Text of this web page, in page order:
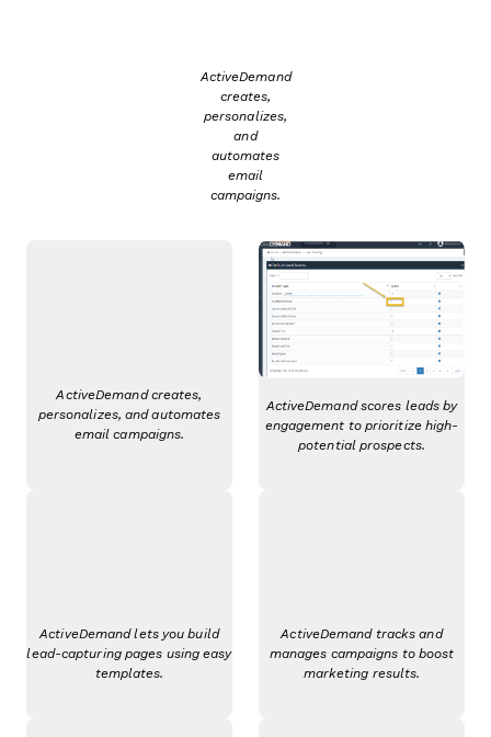
ActiveDemand
creates,
personalizes,
and
automates
email
campaigns.
ActiveDemand creates,
personalizes, and automates
email campaigns.
ActiveDemand scores leads by
engagement to prioritize high-
potential prospects.
ActiveDemand lets you build
lead-capturing pages using easy
templates.
ActiveDemand tracks and
manages campaigns to boost
marketing results.